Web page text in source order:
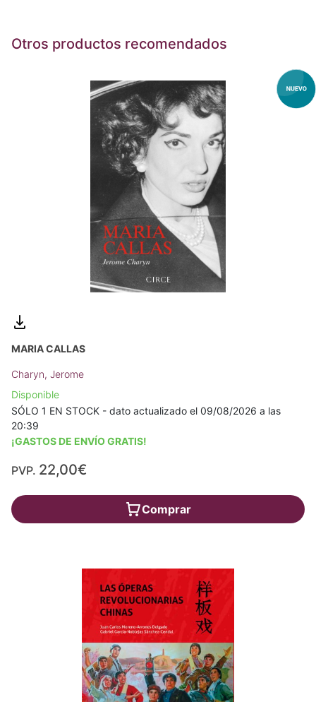
Otros productos recomendados
MARIA CALLAS
Charyn, Jerome
Disponible
SÓLO 1 EN STOCK - dato actualizado el 09/08/2026 a las
20:39
¡GASTOS DE ENVÍO GRATIS!
PVP. 22,00€
Comprar